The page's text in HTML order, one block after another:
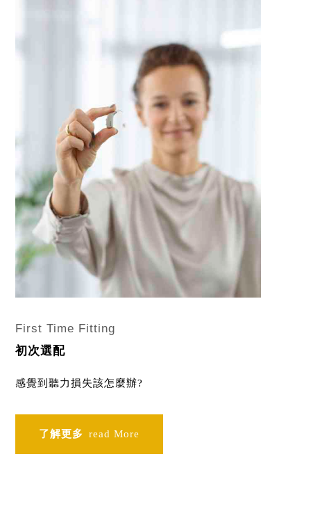
First Time Fitting
初次選配
感覺到聽力損失該怎麼辦?
了解更多 read More